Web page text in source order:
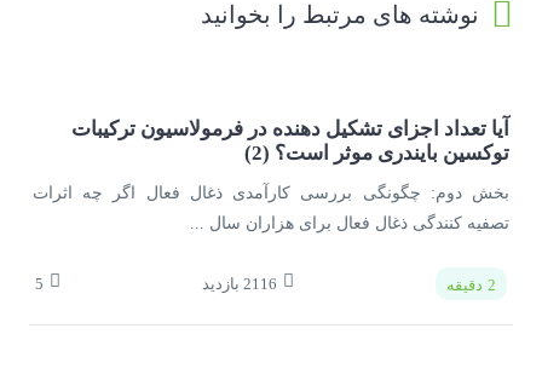
نوشته های مرتبط را بخوانید
آیا تعداد اجزای تشکیل دهنده در فرمولاسیون ترکیبات
توکسین بایندری موثر است؟ (2)
بخش دوم: چگونگی بررسی کارآمدی ذغال فعال اگر چه اثرات
تصفیه کنندگی ذغال فعال برای هزاران سال ...
2 دقیقه 2116 بازدید 5